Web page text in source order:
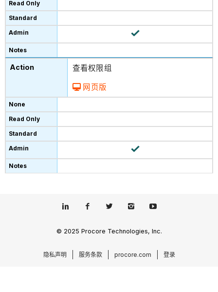
查看权限组
网页版
© 2025 Procore Technologies, Inc.
隐私声明 服务条款 procore.com 登录